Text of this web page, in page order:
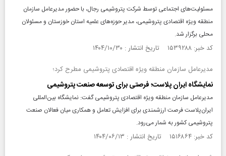
مسئولیت‌های اجتماعی توسط شرکت پتروشیمی رجال، با حضور مدیرعامل سازمان
منطقه ویژه اقتصادی پتروشیمی، مدیر حوزه‌های علمیه استان خوزستان و مسئولان
محلی برگزار شد.
کد خبر: ۱۵۳۹۲۸۸ تاریخ انتشار : ۱۴۰۴/۱۰/۳۰
مدیرعامل سازمان منطقه ویژه اقتصادی پتروشیمی مطرح کرد؛
نمایشگاه ایران پلاست؛ فرصتی برای توسعه صنعت پتروشیمی
مدیرعامل سازمان منطقه ویژه اقتصادی پتروشیمی گفت: نمایشگاه بین‌المللی
ایران‌پلاست فرصت ارزشمندی برای افزایش تعامل و همکاری میان فعالان صنعت
پتروشیمی کشور به شمار می‌رود.
کد خبر: ۱۵۱۶۸۶۴ تاریخ انتشار : ۱۴۰۴/۰۶/۱۳